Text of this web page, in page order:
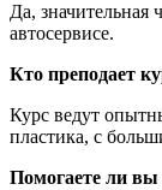
Да, значительная
автосервисе.
Кто преподает
Курс ведут
пластика, с
Помогаете ли вы